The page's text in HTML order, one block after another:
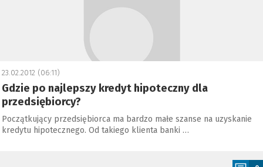
23.02.2012 (06:11)
Gdzie po najlepszy kredyt hipoteczny dla
przedsiębiorcy?
Początkujący przedsiębiorca ma bardzo małe szanse na uzyskanie
kredytu hipotecznego. Od takiego klienta banki …